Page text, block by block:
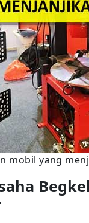
mobil yang